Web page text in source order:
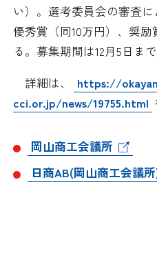
情報提供・
その他サービ
日商のあゆ
委員会・専門
青年部・女
情報公開
い）。選考委員会の審査に
優秀賞（同10万円）、奨
る。募集期間は12月5日まで
詳細は、
https://
cci.or.jp/news/19755.html
岡山商工会議所
日商AB(岡山商工会議